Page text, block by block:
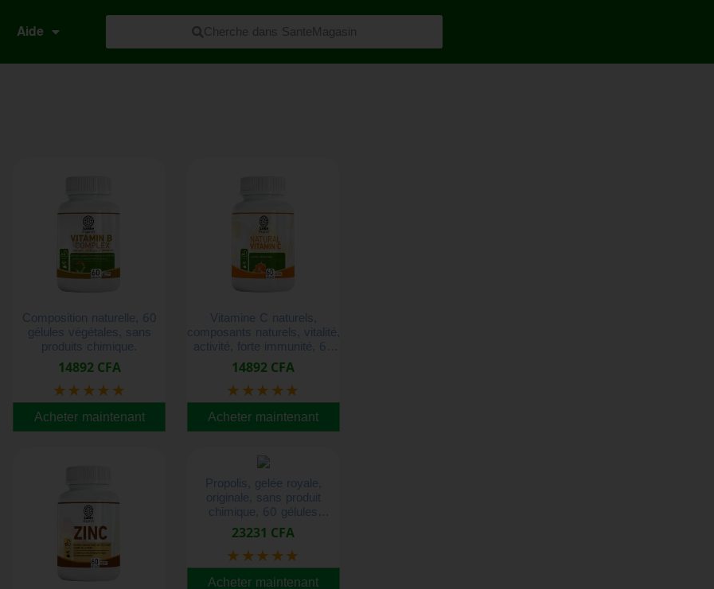
Aide Cherche dans SanteMagasin
Composition naturelle, 60
gélules végétales, sans
produits chimique.
14892 CFA
★★★★★
Acheter maintenant
Vitamine C naturels,
composants naturels, vitalité,
activité, forte immunité, 60
gélules végétales.
14892 CFA
★★★★★
Acheter maintenant
Propolis, gelée royale,
originale, sans produit
chimique, 60 gélules
végétales par produits.
23231 CFA
★★★★★
Acheter maintenant